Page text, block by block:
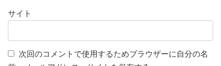
サイト
次回のコメントで使用するためブラウザーに自分の名